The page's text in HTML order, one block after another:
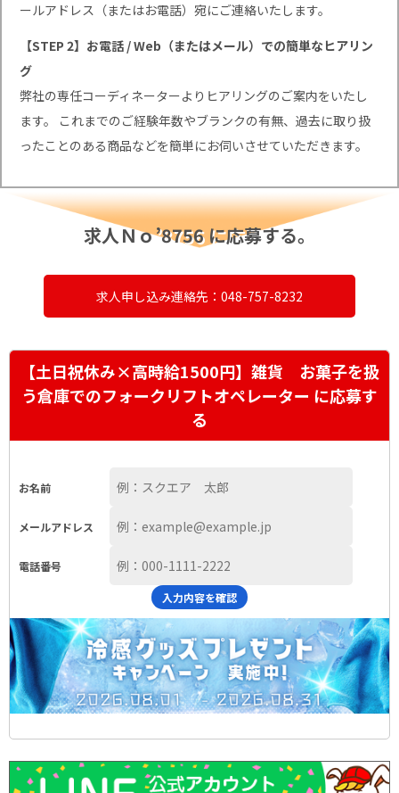
ールアドレス（またはお電話）宛にご連絡いたします。
【STEP 2】お電話 / Web（またはメール）での簡単なヒアリン
グ
弊社の専任コーディネーターよりヒアリングのご案内をいたし
ます。 これまでのご経験年数やブランクの有無、過去に取り扱
ったことのある商品などを簡単にお伺いさせていただきます。
求人Ｎｏ’8756 に応募する。
求人申し込み連絡先：048-757-8232
【土日祝休み×高時給1500円】雑貨 お菓子を扱
う倉庫でのフォークリフトオペレーター に応募す
る
お名前
メールアドレス
電話番号
入力内容を確認